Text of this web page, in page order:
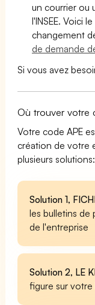
un courrier ou
l'INSEE. Voici
changement
de demande
Si vous avez
Où trouver votre
Votre code APE
création de votre
plusieurs solutions:
Solution 1,
les bulletins de
de l'entreprise
Solution 2, LE
figure sur votre